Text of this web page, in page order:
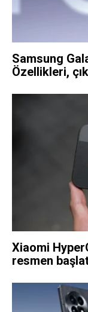
Samsung
Özellikleri,
Xiaomi
resmen